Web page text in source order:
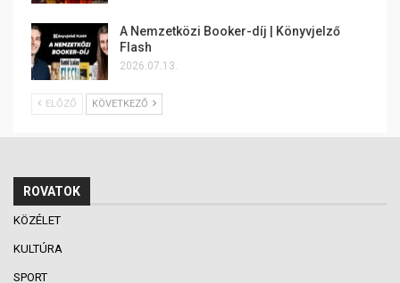
A Nemzetközi Booker-díj | Könyvjelző
Flash
2026.07.13.
ELŐZŐ KÖVETKEZŐ
ROVATOK
KÖZÉLET
KULTÚRA
SPORT